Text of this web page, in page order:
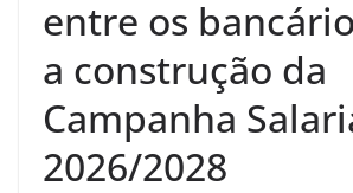
entre os
a construção da
Campanha
2026/2028